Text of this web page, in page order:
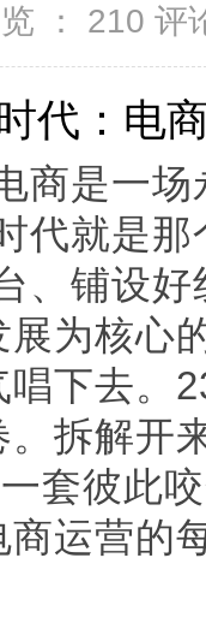
： 210 评
代：电
商是一
代就是
、铺设
为核心
下去。
拆解开
套彼此
运营的